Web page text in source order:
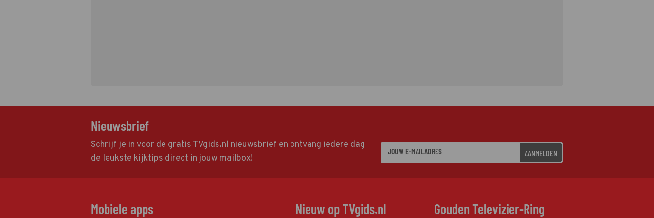
Nieuwsbrief
Schrijf je in voor de gratis TVgids.nl nieuwsbrief en ontvang iedere dag
de leukste kijktips direct in jouw mailbox!
AANMELDEN
Mobiele apps Nieuw op TVgids.nl Gouden Televizier-Ring